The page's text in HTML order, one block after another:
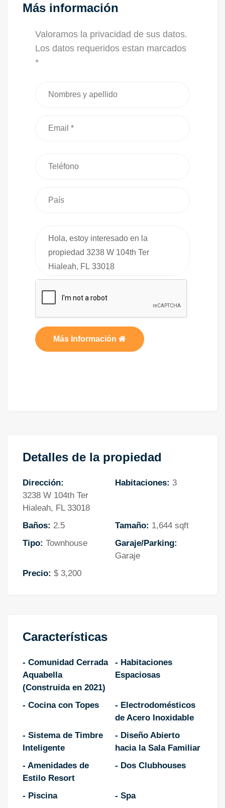
Más información
Valoramos la privacidad de sus datos.
Los datos requeridos estan marcados
*
Más Información
Detalles de la propiedad
Dirección:
3238 W 104th Ter
Hialeah, FL 33018
Habitaciones: 3
Baños: 2.5 Tamaño: 1,644 sqft
Tipo: Townhouse
Garaje/Parking:
Garaje
Precio: $ 3,200
Características
- Comunidad Cerrada
Aquabella
(Construida en 2021)
- Habitaciones
Espaciosas
- Cocina con Topes
- Electrodomésticos
de Acero Inoxidable
- Sistema de Timbre
Inteligente
- Diseño Abierto
hacia la Sala Familiar
- Amenidades de
Estilo Resort
- Dos Clubhouses
- Piscina - Spa